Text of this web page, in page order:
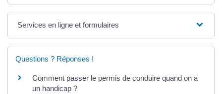
Services en ligne et formulaires
Questions ? Réponses !
Comment passer le permis de conduire quand on a
un handicap ?